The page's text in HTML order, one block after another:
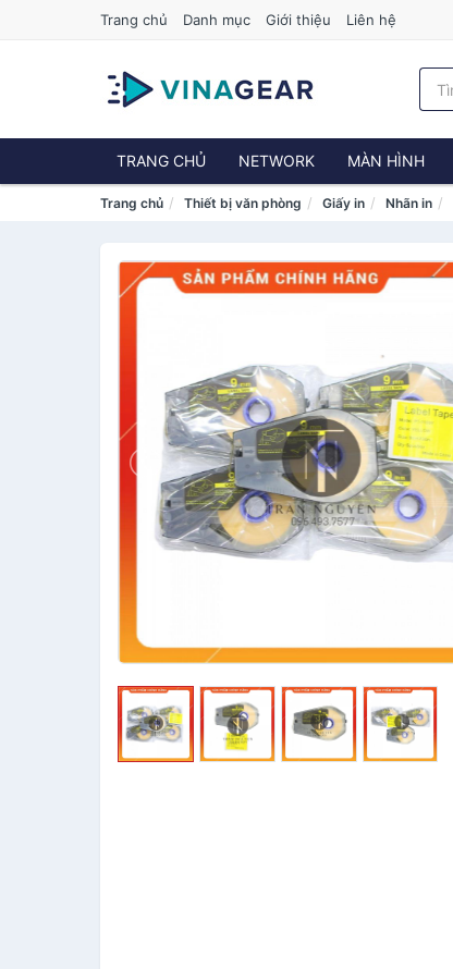
Trang chủ Danh mục Giới thiệu Liên hệ
TRANG CHỦ NETWORK MÀN HÌNH
Trang chủ Thiết bị văn phòng Giấy in Nhãn in